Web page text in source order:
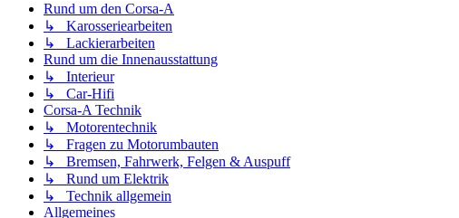
Rund um den Corsa-A
↳ Karosseriearbeiten
↳ Lackierarbeiten
Rund um die Innenausstattung
↳ Interieur
↳ Car-Hifi
Corsa-A Technik
↳ Motorentechnik
↳ Fragen zu Motorumbauten
↳ Bremsen, Fahrwerk, Felgen & Auspuff
↳ Rund um Elektrik
↳ Technik allgemein
Allgemeines